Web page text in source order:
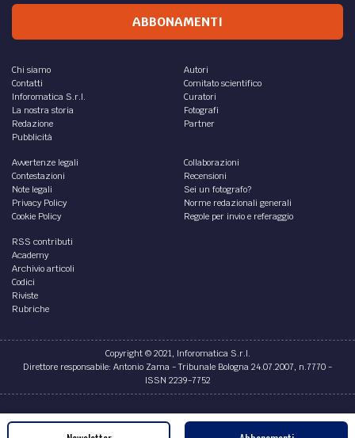
ABBONAMENTI
Chi siamo
Contatti
Inforomatica S.r.l.
La nostra storia
Redazione
Pubblicità
Autori
Comitato scientifico
Curatori
Fotografi
Partner
Avvertenze legali
Contestazioni
Note legali
Privacy Policy
Cookie Policy
Collaborazioni
Recensioni
Sei un fotografo?
Norme redazionali generali
Regole per invio e referaggio
RSS contributi
Academy
Archivio articoli
Codici
Riviste
Rubriche
Copyright © 2021, Inforomatica S.r.l.
Direttore responsabile: Antonio Zama - Tribunale Bologna 24.07.2007, n.7770 -
ISSN 2239-7752
Credits